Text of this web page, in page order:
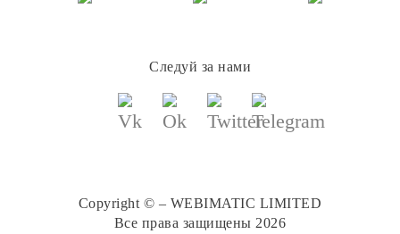
Следуй за нами
Copyright © – WEBIMATIC LIMITED
Все права защищены 2026